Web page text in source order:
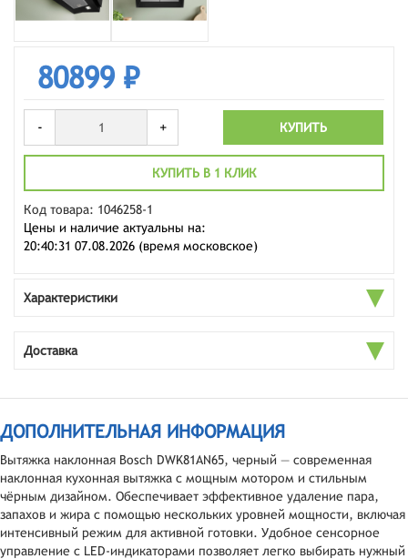
80899 ₽
- + КУПИТЬ
КУПИТЬ В 1 КЛИК
Код товара: 1046258-1
Цены и наличие актуальны на:
20:40:31 07.08.2026 (время московское)
Характеристики
Доставка
ДОПОЛНИТЕЛЬНАЯ ИНФОРМАЦИЯ
Вытяжка наклонная Bosch DWK81AN65, черный — современная
наклонная кухонная вытяжка с мощным мотором и стильным
чёрным дизайном. Обеспечивает эффективное удаление пара,
запахов и жира с помощью нескольких уровней мощности, включая
интенсивный режим для активной готовки. Удобное сенсорное
управление с LED-индикаторами позволяет легко выбирать нужный